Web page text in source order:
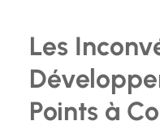
Les
Points à